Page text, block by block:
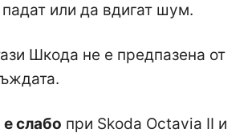
или да вдигат шум.
Шкода не е предпазена от
слабо при Skoda Octavia II и